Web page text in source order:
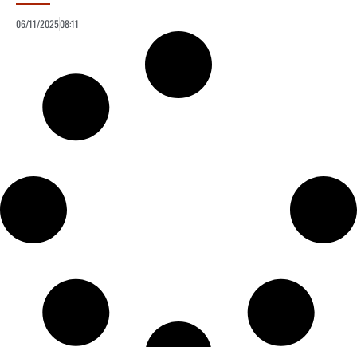
06/11/202508:11